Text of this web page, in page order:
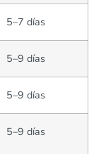
5–7 días
5–9 días
5–9 días
5–9 días